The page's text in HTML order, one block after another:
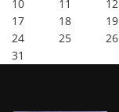
17
18 19
24
25 26
31